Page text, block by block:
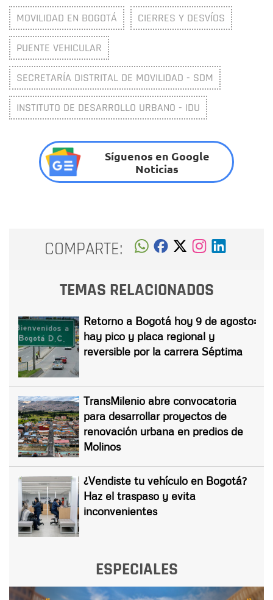
MOVILIDAD EN BOGOTÁ CIERRES Y DESVÍOS
PUENTE VEHICULAR
SECRETARÍA DISTRITAL DE MOVILIDAD - SDM
INSTITUTO DE DESARROLLO URBANO - IDU
Síguenos en Google
Noticias
COMPARTE:
TEMAS RELACIONADOS
Retorno a Bogotá hoy 9 de agosto:
hay pico y placa regional y
reversible por la carrera Séptima
TransMilenio abre convocatoria
para desarrollar proyectos de
renovación urbana en predios de
Molinos
¿Vendiste tu vehículo en Bogotá?
Haz el traspaso y evita
inconvenientes
ESPECIALES